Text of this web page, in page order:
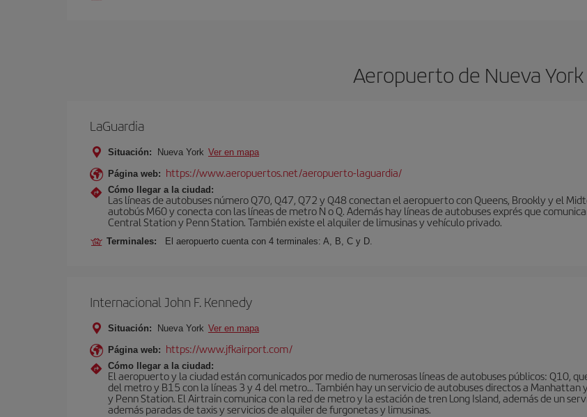
Aeropuerto de Nueva York
LaGuardia
Situación: Nueva York Ver en mapa
Página web: https://www.aeropuertos.net/aeropuerto-laguardia/
Cómo llegar a la ciudad:
Las líneas de autobuses número Q70, Q47, Q72 y Q48 conectan el aeropuerto con Queens, Brookly y el
autobús M60 y conecta con las líneas de metro N o Q. Además hay líneas de autobuses exprés que
Central Station y Penn Station. También existe el alquiler de limusinas y vehículo privado.
Terminales: El aeropuerto cuenta con 4 terminales: A, B, C y D.
Internacional John F. Kennedy
Situación: Nueva York Ver en mapa
Página web: https://www.jfkairport.com/
Cómo llegar a la ciudad:
El aeropuerto y la ciudad están comunicados por medio de numerosas líneas de autobuses públicos: Q10,
del metro y B15 con la líneas 3 y 4 del metro… También hay un servicio de autobuses directos a
y Penn Station. El Airtrain comunica con la red de metro y la estación de tren Long Island, además de un
además paradas de taxis y servicios de alquiler de furgonetas y limusinas.